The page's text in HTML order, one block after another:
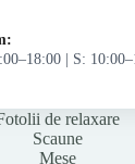
| S:
de relaxare
Scaune
Mese